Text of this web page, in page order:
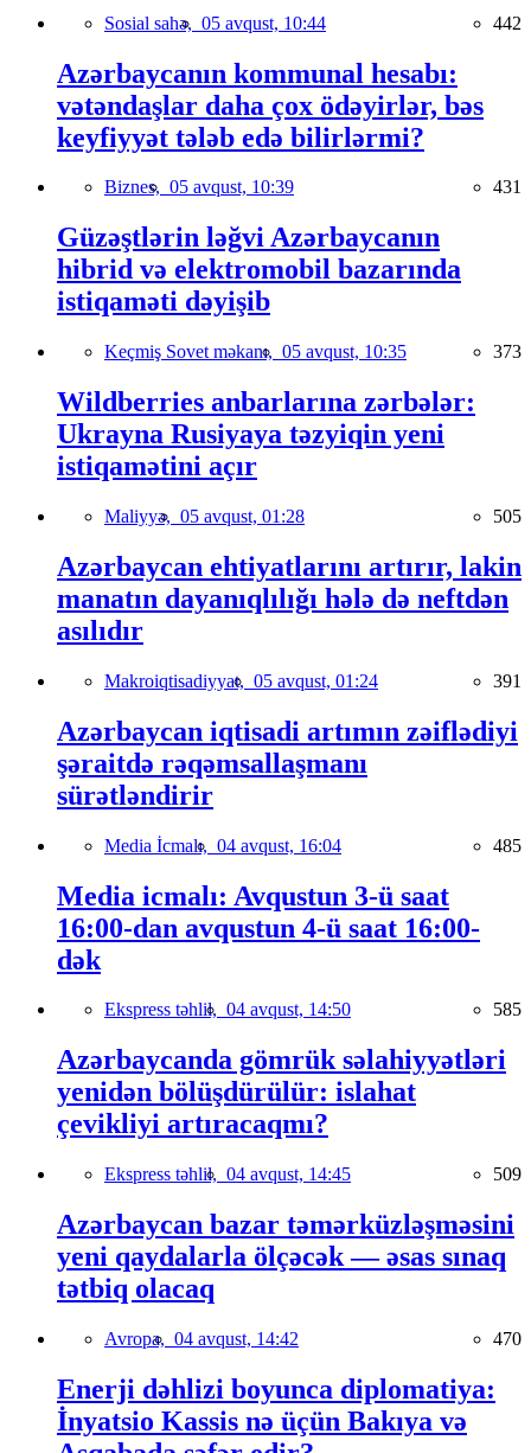
Sosial sahə, 05 avqust, 10:44 442
Azərbaycanın kommunal hesabı:
vətəndaşlar daha çox ödəyirlər, bəs
keyfiyyət tələb edə bilirlərmi?
Biznes, 05 avqust, 10:39 431
Güzəştlərin ləğvi Azərbaycanın
hibrid və elektromobil bazarında
istiqaməti dəyişib
Keçmiş Sovet məkanı, 05 avqust, 10:35 373
Wildberries anbarlarına zərbələr:
Ukrayna Rusiyaya təzyiqin yeni
istiqamətini açır
Maliyyə, 05 avqust, 01:28 505
Azərbaycan ehtiyatlarını artırır, lakin
manatın dayanıqlılığı hələ də neftdən
asılıdır
Makroiqtisadiyyat, 05 avqust, 01:24 391
Azərbaycan iqtisadi artımın zəiflədiyi
şəraitdə rəqəmsallaşmanı
sürətləndirir
Media İcmalı, 04 avqust, 16:04 485
Media icmalı: Avqustun 3-ü saat
16:00-dan avqustun 4-ü saat 16:00-
dək
Ekspress təhlil, 04 avqust, 14:50 585
Azərbaycanda gömrük səlahiyyətləri
yenidən bölüşdürülür: islahat
çevikliyi artıracaqmı?
Ekspress təhlil, 04 avqust, 14:45 509
Azərbaycan bazar təmərküzləşməsini
yeni qaydalarla ölçəcək — əsas sınaq
tətbiq olacaq
Avropa, 04 avqust, 14:42 470
Enerji dəhlizi boyunca diplomatiya:
İnyatsio Kassis nə üçün Bakıya və